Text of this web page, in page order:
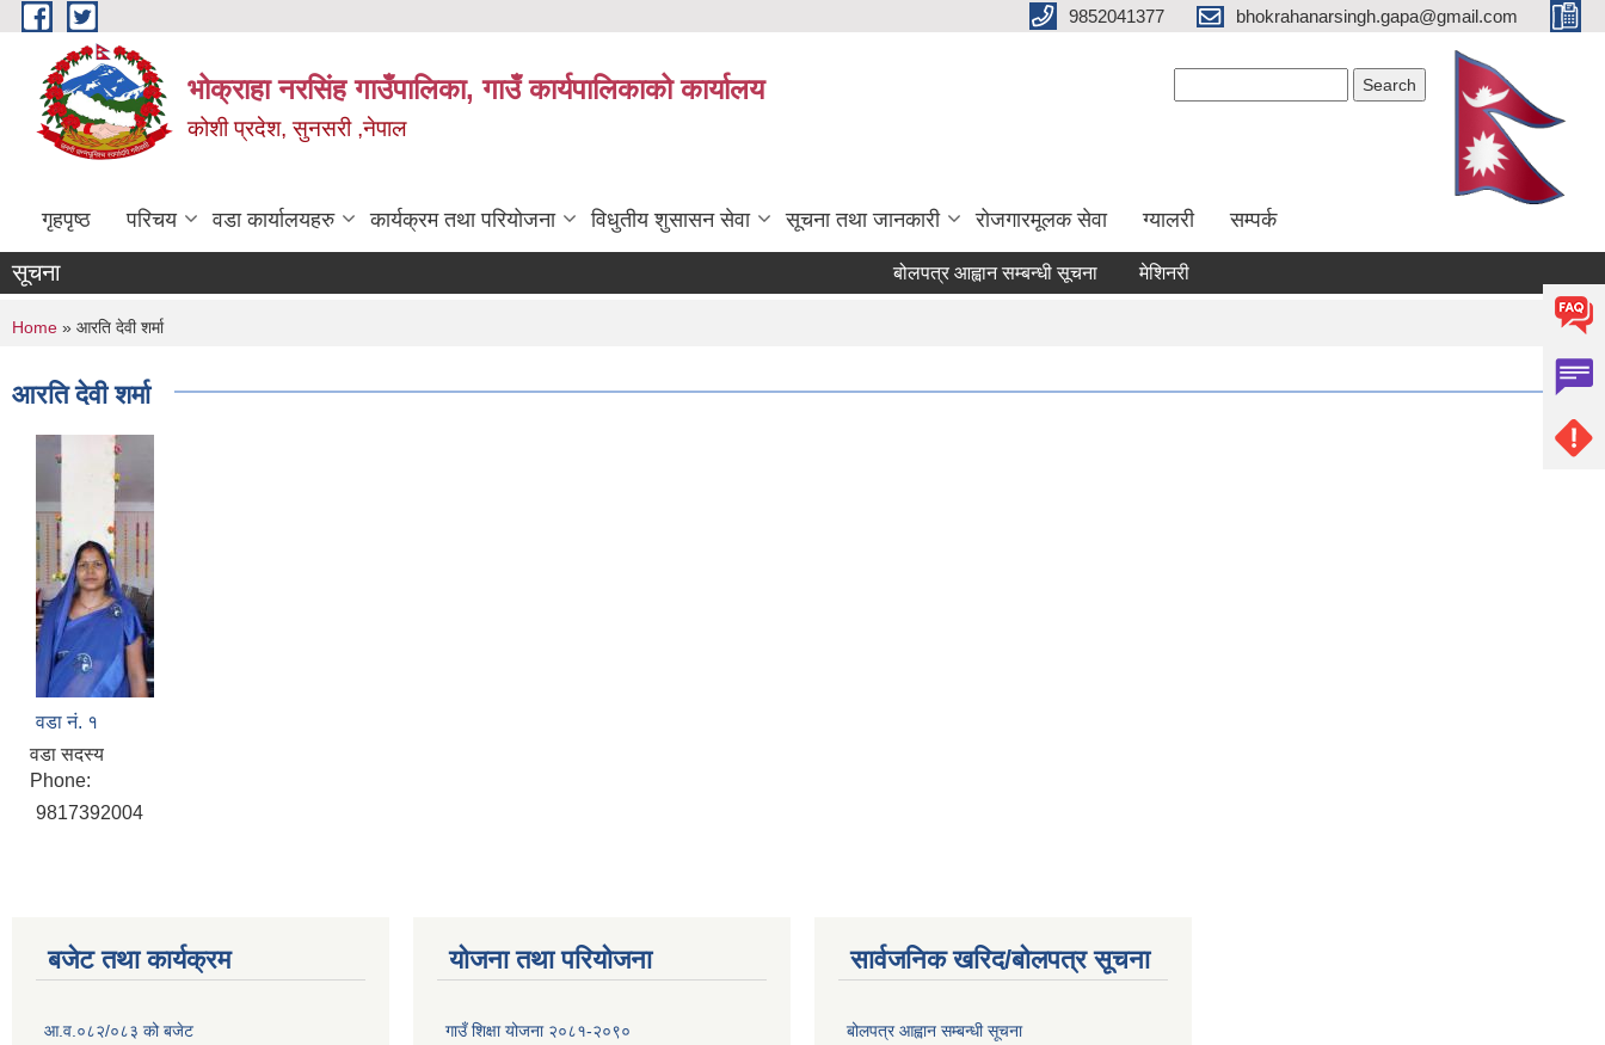
Skip to main content 9852041377 bhokrahanarsingh.gapa@gmail.com
भोक्राहा नरसिंह गाउँपालिका, गाउँ कार्यपालिकाको कार्यालय
कोशी प्रदेश, सुनसरी ,नेपाल
गृहपृष्ठ परिचय वडा कार्यालयहरु कार्यक्रम तथा परियोजना विधुतीय शुसासन सेवा सूचना तथा जानकारी रोजगारमूलक सेवा ग्यालरी सम्पर्क
सूचना बोलपत्र आह्वान सम्बन्धी सूचना मेशिनरी उपकरण भाडामा लिने कार्य सम्बन्धी सूचना
You are here
Home » आरति देवी शर्मा
आरति देवी शर्मा
वडा नं. १
वडा सदस्य
Phone:
9817392004
बजेट तथा कार्यक्रम
आ.व.०८२/०८३ को बजेट
योजना तथा परियोजना
गाउँ शिक्षा योजना २०८१-२०९०
सार्वजनिक खरिद/बोलपत्र सूचना
बोलपत्र आह्वान सम्बन्धी सूचना